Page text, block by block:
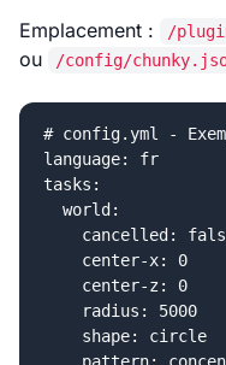
Emplacement : /
ou
/config/
# config.yml -
language: fr
tasks:
  world:
cancelled:
    center-x: 0
    center-z: 0
    radius: 5000
    shape: circle